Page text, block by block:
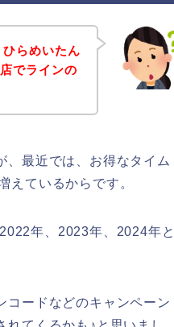
らめいたん
でラインの
、最近では、お得なタイム
えているからです。
年、2023年、2024年と
コードなどのキャンペーン